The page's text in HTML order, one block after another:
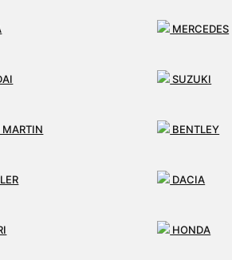
MERCEDES
SUZUKI
BENTLEY
DACIA
HONDA
riadení